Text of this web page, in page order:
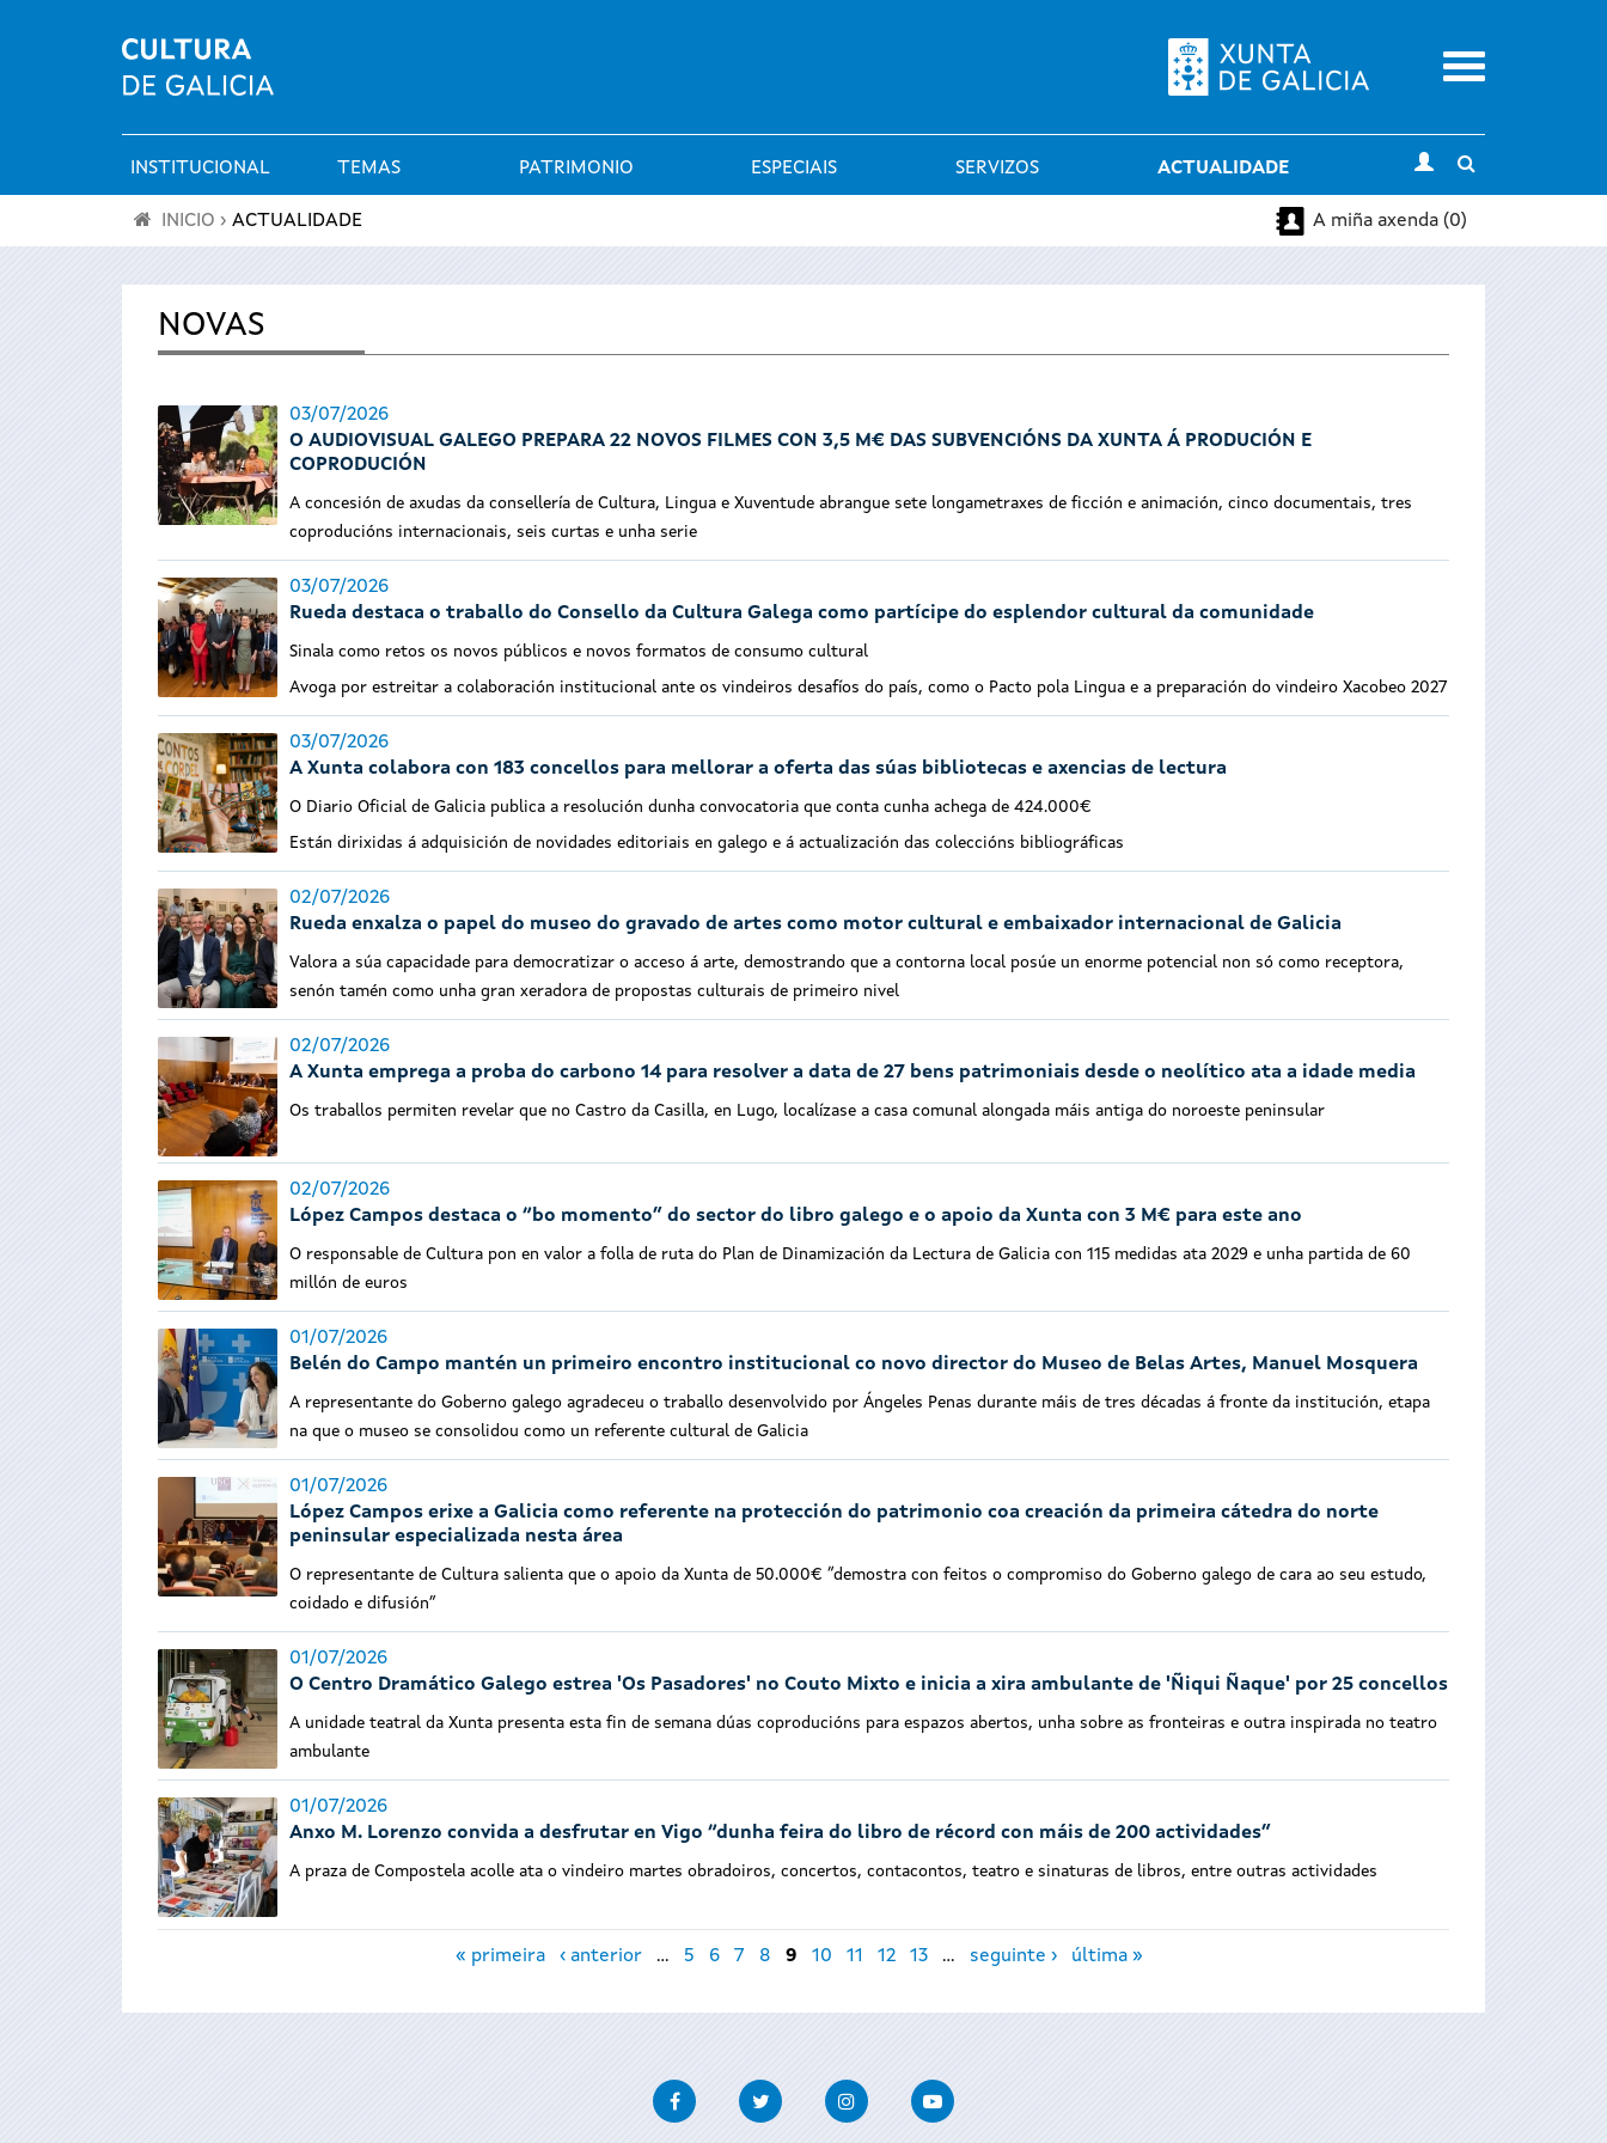
Menu
Menú
principal
INSTITUCIONAL TEMAS PATRIMONIO ESPECIAIS SERVIZOS ACTUALIDADE
search
está
INICIO › ACTUALIDADE A miña axenda (0)
NOVAS
03/07/2026
O AUDIOVISUAL GALEGO PREPARA 22 NOVOS FILMES CON 3,5 M€ DAS SUBVENCIÓNS DA XUNTA Á PRODUCIÓN E
COPRODUCIÓN
A concesión de axudas da consellería de Cultura, Lingua e Xuventude abrangue sete longametraxes de ficción e animación, cinco documentais, tres
coproducións internacionais, seis curtas e unha serie
03/07/2026
Rueda destaca o traballo do Consello da Cultura Galega como partícipe do esplendor cultural da comunidade
Sinala como retos os novos públicos e novos formatos de consumo cultural
Avoga por estreitar a colaboración institucional ante os vindeiros desafíos do país, como o Pacto pola Lingua e a preparación do vindeiro Xacobeo 2027
03/07/2026
A Xunta colabora con 183 concellos para mellorar a oferta das súas bibliotecas e axencias de lectura
O Diario Oficial de Galicia publica a resolución dunha convocatoria que conta cunha achega de 424.000€
Están dirixidas á adquisición de novidades editoriais en galego e á actualización das coleccións bibliográficas
02/07/2026
Rueda enxalza o papel do museo do gravado de artes como motor cultural e embaixador internacional de Galicia
Valora a súa capacidade para democratizar o acceso á arte, demostrando que a contorna local posúe un enorme potencial non só como receptora,
senón tamén como unha gran xeradora de propostas culturais de primeiro nivel
02/07/2026
A Xunta emprega a proba do carbono 14 para resolver a data de 27 bens patrimoniais desde o neolítico ata a idade media
Os traballos permiten revelar que no Castro da Casilla, en Lugo, localízase a casa comunal alongada máis antiga do noroeste peninsular
02/07/2026
López Campos destaca o “bo momento” do sector do libro galego e o apoio da Xunta con 3 M€ para este ano
O responsable de Cultura pon en valor a folla de ruta do Plan de Dinamización da Lectura de Galicia con 115 medidas ata 2029 e unha partida de 60
millón de euros
01/07/2026
Belén do Campo mantén un primeiro encontro institucional co novo director do Museo de Belas Artes, Manuel Mosquera
A representante do Goberno galego agradeceu o traballo desenvolvido por Ángeles Penas durante máis de tres décadas á fronte da institución, etapa
na que o museo se consolidou como un referente cultural de Galicia
01/07/2026
López Campos erixe a Galicia como referente na protección do patrimonio coa creación da primeira cátedra do norte
peninsular especializada nesta área
O representante de Cultura salienta que o apoio da Xunta de 50.000€ “demostra con feitos o compromiso do Goberno galego de cara ao seu estudo,
coidado e difusión”
01/07/2026
O Centro Dramático Galego estrea 'Os Pasadores' no Couto Mixto e inicia a xira ambulante de 'Ñiqui Ñaque' por 25 concellos
A unidade teatral da Xunta presenta esta fin de semana dúas coproducións para espazos abertos, unha sobre as fronteiras e outra inspirada no teatro
ambulante
01/07/2026
Anxo M. Lorenzo convida a desfrutar en Vigo “dunha feira do libro de récord con máis de 200 actividades”
A praza de Compostela acolle ata o vindeiro martes obradoiros, concertos, contacontos, teatro e sinaturas de libros, entre outras actividades
Páxinas
« primeira ‹ anterior … 5 6 7 8 9 10 11 12 13 … seguinte › última »
FacebookTwitter InstagramYoutube